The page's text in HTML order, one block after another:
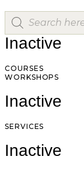
Inactive
COURSES
WORKSHOPS
Inactive
SERVICES
Inactive